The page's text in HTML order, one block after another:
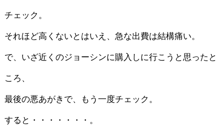
チェック。
それほど高くないとはいえ、急な出費は結構痛い。
で、いざ近くのジョーシンに購入しに行こうと思ったと
ころ、
最後の悪あがきで、もう一度チェック。
すると・・・・・・・。